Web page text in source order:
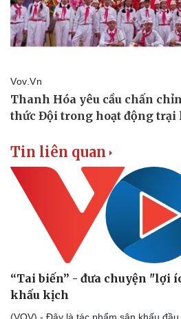
Tin liên quan
“Tai biến” - đưa chuyện "lợi
khấu kịch